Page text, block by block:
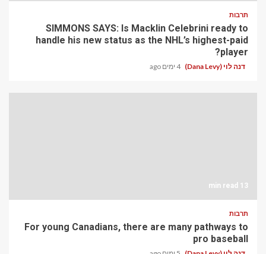
תרבות
SIMMONS SAYS: Is Macklin Celebrini ready to
handle his new status as the NHL’s highest-paid
player?
דנה לוי (Dana Levy) 4 ימים ago
13 min read
תרבות
For young Canadians, there are many pathways to
pro baseball